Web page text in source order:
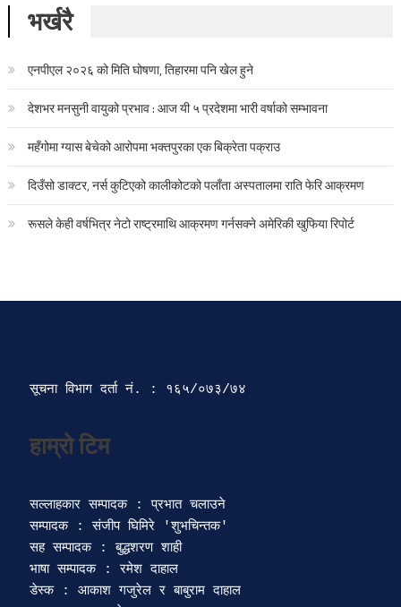
भर्खरै
एनपीएल २०२६ को मिति घोषणा, तिहारमा पनि खेल हुने
देशभर मनसुनी वायुको प्रभाव : आज यी ५ प्रदेशमा भारी वर्षाको सम्भावना
महँगोमा ग्यास बेचेको आरोपमा भक्तपुरका एक बिक्रेता पक्राउ
दिउँसो डाक्टर, नर्स कुटिएको कालीकोटको पलाँता अस्पतालमा राति फेरि आक्रमण
रूसले केही वर्षभित्र नेटो राष्ट्रमाथि आक्रमण गर्नसक्ने अमेरिकी खुफिया रिपोर्ट
सूचना विभाग दर्ता‍ नं. : १६५/०७३/७४
हाम्रो टिम
सल्लाहकार सम्पादक : प्रभात चलाउने
सम्पादक : संजीप घिमिरे 'शुभचिन्तक'
सह सम्पादक : बुद्धशरण शाही
भाषा सम्पादक : रमेश दाहाल
डेस्क : आकाश गजुरेल र बाबुराम दाहाल